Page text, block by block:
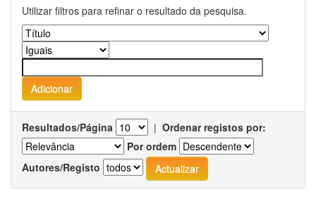
Utilizar filtros para refinar o resultado da pesquisa.
Resultados/Página | Ordenar registos por:
Por ordem
Autores/Registo